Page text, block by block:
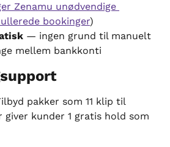
Zenamu unødvendige
bookinger)
— ingen grund til manuelt
mellem bankkonti
pakker som 11 klip til
giver kunder 1 gratis hold som